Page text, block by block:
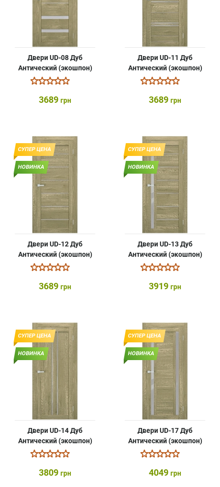
Двери UD-08 Дуб
Антический (экошпон)
3689 грн
Двери UD-11 Дуб
Антический (экошпон)
3689 грн
СУПЕР ЦЕНА
НОВИНКА
Двери UD-12 Дуб
Антический (экошпон)
3689 грн
СУПЕР ЦЕНА
НОВИНКА
Двери UD-13 Дуб
Антический (экошпон)
3919 грн
СУПЕР ЦЕНА
НОВИНКА
Двери UD-14 Дуб
Антический (экошпон)
3809 грн
СУПЕР ЦЕНА
НОВИНКА
Двери UD-17 Дуб
Антический (экошпон)
4049 грн